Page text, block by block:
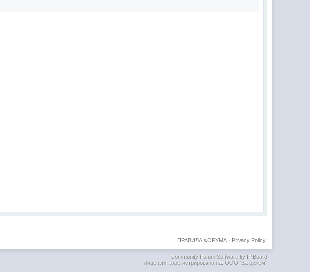
Privacy Policy
ПРАВИЛА ФОРУМА·
Community Forum Software by IP.Board
Лицензия зарегистрирована на: ООО "За рулем"